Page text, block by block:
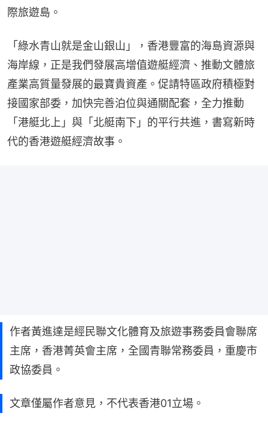
際旅遊島。
「綠水青山就是金山銀山」，香港豐富的海島資源與
海岸線，正是我們發展高增值遊艇經濟、推動文體旅
產業高質量發展的最寶貴資產。促請特區政府積極對
接國家部委，加快完善泊位與通關配套，全力推動
「港艇北上」與「北艇南下」的平行共進，書寫新時
代的香港遊艇經濟故事。
作者黃進達是經民聯文化體育及旅遊事務委員會聯席
主席，香港菁英會主席，全國青聯常務委員，重慶市
政協委員。
文章僅屬作者意見，不代表香港01立場。